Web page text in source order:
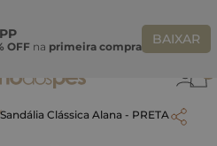
OFF na primeira compra BAIXAR
o código do seu vendedor*
Sandália Clássica Alana - PRETA